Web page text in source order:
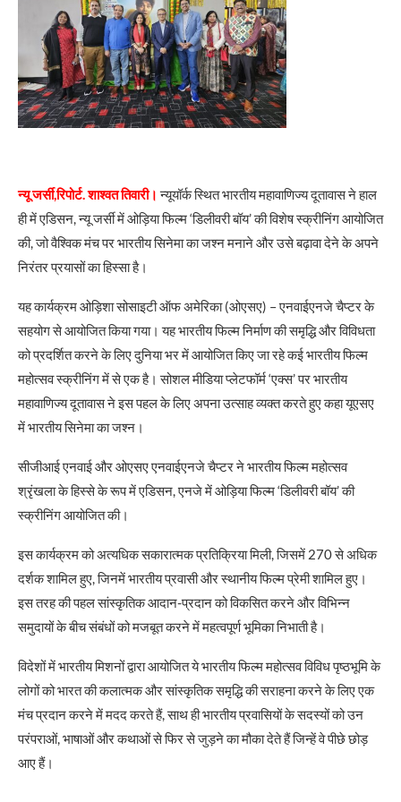
न्यू जर्सी,रिपोर्ट. शाश्वत तिवारी। न्यूयॉर्क स्थित भारतीय महावाणिज्य दूतावास ने हाल
ही में एडिसन, न्यू जर्सी में ओड़िया फिल्म ‘डिलीवरी बॉय’ की विशेष स्क्रीनिंग आयोजित
की, जो वैश्विक मंच पर भारतीय सिनेमा का जश्न मनाने और उसे बढ़ावा देने के अपने
निरंतर प्रयासों का हिस्सा है।
यह कार्यक्रम ओड़िशा सोसाइटी ऑफ अमेरिका (ओएसए) – एनवाईएनजे चैप्टर के
सहयोग से आयोजित किया गया। यह भारतीय फिल्म निर्माण की समृद्धि और विविधता
को प्रदर्शित करने के लिए दुनिया भर में आयोजित किए जा रहे कई भारतीय फिल्म
महोत्सव स्क्रीनिंग में से एक है। सोशल मीडिया प्लेटफॉर्म ‘एक्स’ पर भारतीय
महावाणिज्य दूतावास ने इस पहल के लिए अपना उत्साह व्यक्त करते हुए कहा यूएसए
में भारतीय सिनेमा का जश्न।
सीजीआई एनवाई और ओएसए एनवाईएनजे चैप्टर ने भारतीय फिल्म महोत्सव
श्रृंखला के हिस्से के रूप में एडिसन, एनजे में ओड़िया फिल्म ‘डिलीवरी बॉय’ की
स्क्रीनिंग आयोजित की।
इस कार्यक्रम को अत्यधिक सकारात्मक प्रतिक्रिया मिली, जिसमें 270 से अधिक
दर्शक शामिल हुए, जिनमें भारतीय प्रवासी और स्थानीय फिल्म प्रेमी शामिल हुए।
इस तरह की पहल सांस्कृतिक आदान-प्रदान को विकसित करने और विभिन्न
समुदायों के बीच संबंधों को मजबूत करने में महत्वपूर्ण भूमिका निभाती है।
विदेशों में भारतीय मिशनों द्वारा आयोजित ये भारतीय फिल्म महोत्सव विविध पृष्ठभूमि के
लोगों को भारत की कलात्मक और सांस्कृतिक समृद्धि की सराहना करने के लिए एक
मंच प्रदान करने में मदद करते हैं, साथ ही भारतीय प्रवासियों के सदस्यों को उन
परंपराओं, भाषाओं और कथाओं से फिर से जुड़ने का मौका देते हैं जिन्हें वे पीछे छोड़
आए हैं।